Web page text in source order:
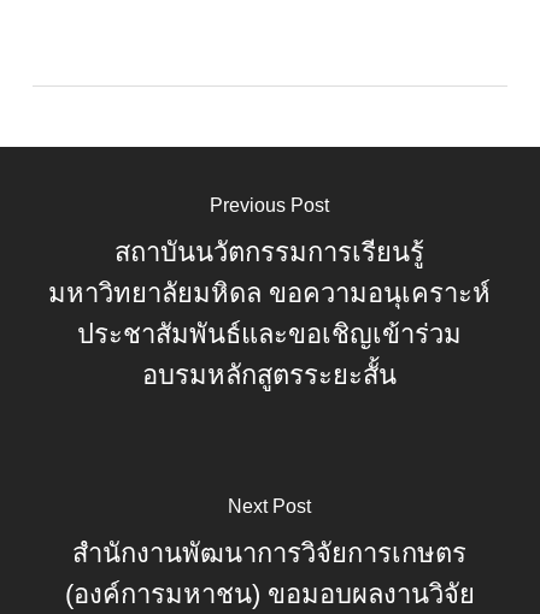
Previous Post
สถาบันนวัตกรรมการเรียนรู้
มหาวิทยาลัยมหิดล ขอความอนุเคราะห์
ประชาสัมพันธ์และขอเชิญเข้าร่วม
อบรมหลักสูตรระยะสั้น
Next Post
สำนักงานพัฒนาการวิจัยการเกษตร
(องค์การมหาชน) ขอมอบผลงานวิจัย